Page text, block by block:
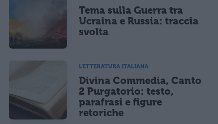
Tema sulla Guerra tra
Ucraina e Russia: traccia
svolta
LETTERATURA ITALIANA
Divina Commedia, Canto
2 Purgatorio: testo,
parafrasi e figure
retoriche